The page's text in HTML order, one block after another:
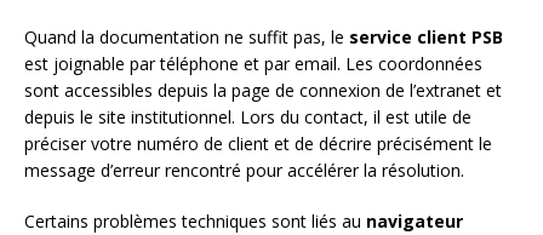
Quand la documentation ne suffit pas, le service client PSB
est joignable par téléphone et par email. Les coordonnées
sont accessibles depuis la page de connexion de l’extranet et
depuis le site institutionnel. Lors du contact, il est utile de
préciser votre numéro de client et de décrire précisément le
message d’erreur rencontré pour accélérer la résolution.
Certains problèmes techniques sont liés au navigateur